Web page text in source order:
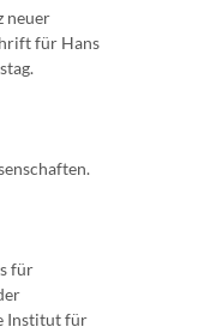
neuer
für Hans
für
Institut für